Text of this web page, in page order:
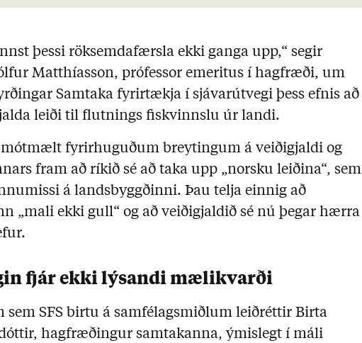
þessi röksemdafærsla ekki ganga upp,“ segir
Matthíasson, prófessor emeritus í hagfræði, um
Samtaka fyrirtækja í sjávarútvegi þess efnis að
leiði til flutnings fiskvinnslu úr landi.
fyrirhuguðum breytingum á veiðigjaldi og
fram að ríkið sé að taka upp „norsku leiðina“, sem
á landsbyggðinni. Þau telja einnig að
„mali ekki gull“ og að veiðigjaldið sé nú þegar hærra
fjár ekki lýsandi mælikvarði
sem SFS birtu á samfélagsmiðlum leiðréttir Birta
hagfræðingur samtakanna, ýmislegt í máli